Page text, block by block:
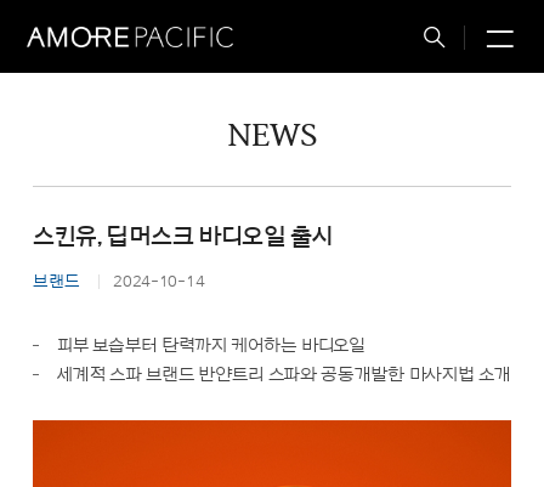
Total
NEWS
스킨유, 딥머스크 바디오일 출시
브랜드 2024-10-14
피부 보습부터 탄력까지 케어하는 바디오일
세계적 스파 브랜드 반얀트리 스파와 공동개발한 마사지법 소개